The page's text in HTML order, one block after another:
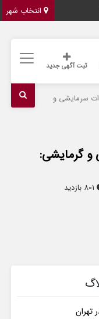
انتخاب شهر
ثبت آگهی جدید
سرمایشی و
و گرمایشی:
تهران